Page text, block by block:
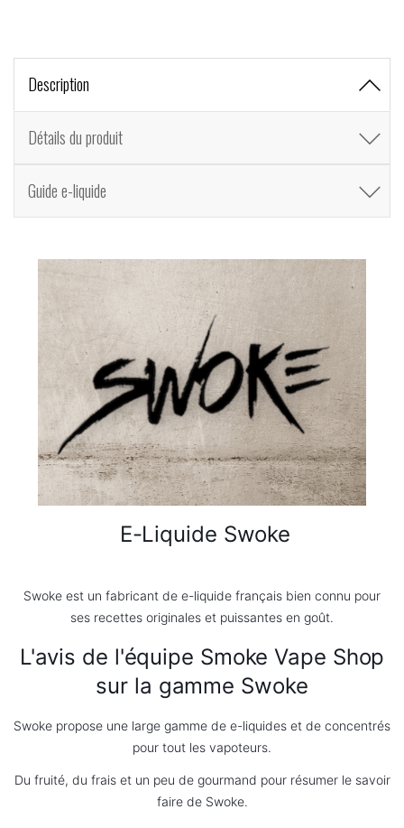
Description
Détails du produit
Guide e-liquide
E-Liquide Swoke
Swoke est un fabricant de e-liquide français bien connu pour
ses recettes originales et puissantes en goût.
L'avis de l'équipe Smoke Vape Shop
sur la gamme Swoke
Swoke propose une large gamme de e-liquides et de concentrés
pour tout les vapoteurs.
Du fruité, du frais et un peu de gourmand pour résumer le savoir
faire de Swoke.